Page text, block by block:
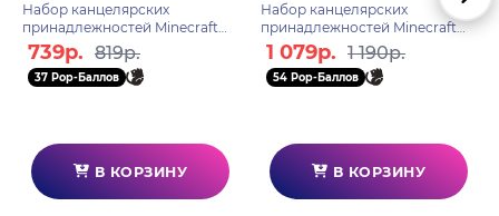
Набор канцелярских
принадлежностей Minecraft
Chibi Fox SR2404148
739р. 819р.
37 Pop-Баллов
В КОРЗИНУ
Набор канцелярских
принадлежностей Minecraft
Chibi Skeleton SR2404683
1 079р. 1 190р.
54 Pop-Баллов
В КОРЗИНУ